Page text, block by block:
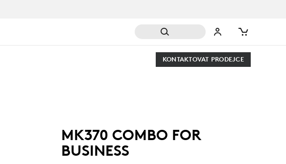
KONTAKTOVAT PRODEJCE
MK370 COMBO FOR
BUSINESS